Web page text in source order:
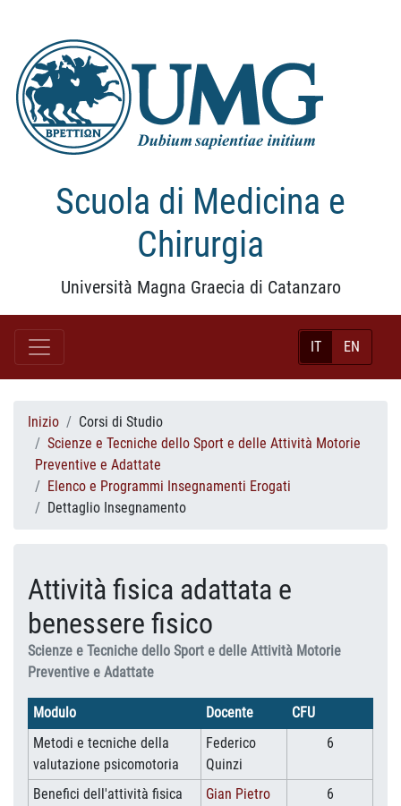
Scuola di Medicina e
Chirurgia
Università Magna Graecia di Catanzaro
IT EN
Inizio
Corsi di Studio
Scienze e Tecniche dello Sport e delle Attività Motorie
Preventive e Adattate
Elenco e Programmi Insegnamenti Erogati
Dettaglio Insegnamento
Attività fisica adattata e
benessere fisico
Scienze e Tecniche dello Sport e delle Attività Motorie
Preventive e Adattate
Modulo Docente
CFU
Metodi e tecniche della
valutazione psicomotoria
Federico
Quinzi
6
Benefici dell'attività fisica
Gian Pietro
6